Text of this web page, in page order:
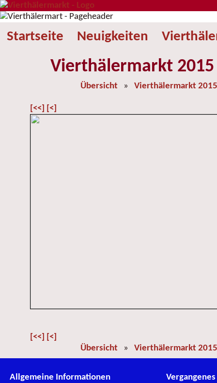
Startseite Neuigkeiten
Vierthälermarkt 2015
Übersicht » Vierthälermarkt 2015
[<<] [<]
[<<] [<]
Übersicht » Vierthälermarkt 2015
Allgemeine Informationen
Vergangenes